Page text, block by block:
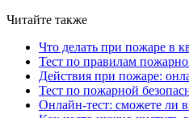
Читайте также
Что делать при пожаре в
Тест по правилам
Действия при пожаре:
Тест по пожарной
Онлайн-тест: сможете ли